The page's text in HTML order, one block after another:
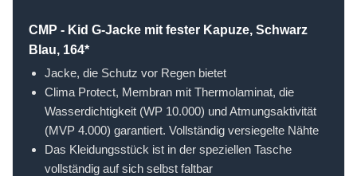
CMP - Kid G-Jacke mit fester Kapuze, Schwarz
Blau, 164*
Jacke, die Schutz vor Regen bietet
Clima Protect, Membran mit Thermolaminat, die
Wasserdichtigkeit (WP 10.000) und Atmungsaktivität
(MVP 4.000) garantiert. Vollständig versiegelte Nähte
Das Kleidungsstück ist in der speziellen Tasche
vollständig auf sich selbst faltbar